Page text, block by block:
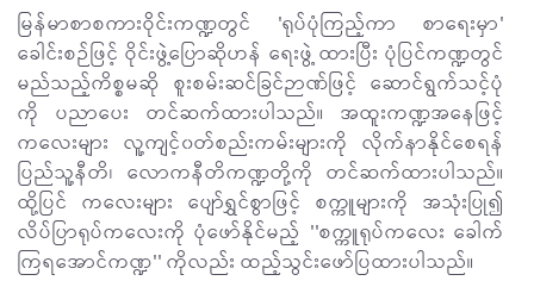
မြန်မာစာစကားဝိုင်းကဏ္ဍတွင် 'ရုပ်ပုံကြည့်ကာ စာရေးမှာ'
ခေါင်းစဉ်ဖြင့် ဝိုင်းဖွဲ့ပြောဆိုဟန် ရေးဖွဲ့ ထားပြီး ပုံပြင်ကဏ္ဍတွင်
မည်သည့်ကိစ္စမဆို စူးစမ်းဆင်ခြင်ဉာဏ်ဖြင့် ဆောင်ရွက်သင့်ပုံ
ကို ပညာပေး တင်ဆက်ထားပါသည်။ အထူးကဏ္ဍအနေဖြင့်
ကလေးများ လူ့ကျင့်၀တ်စည်းကမ်းများကို လိုက်နာနိုင်စေရန်
ပြည်သူ့နီတိ၊ လောကနီတိကဏ္ဍတို့ကို တင်ဆက်ထားပါသည်။
ထို့ပြင် ကလေးများ ပျော်ရွှင်စွာဖြင့် စက္ကူများကို အသုံးပြု၍
လိပ်ပြာရုပ်ကလေးကို ပုံဖော်နိုင်မည့် ''စက္ကူရုပ်ကလေး ခေါက်
ကြရအောင်ကဏ္ဍ'' ကိုလည်း ထည့်သွင်းဖော်ပြထားပါသည်။